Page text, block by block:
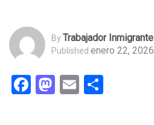
ByTrabajador Inmigrante
Published enero 22, 2026
Facebook
Mastodon
Email